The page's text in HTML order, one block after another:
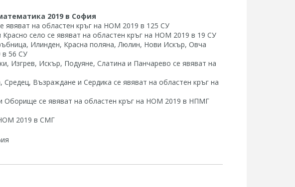
2019 в София
явяват на областен кръг на НОМ 2019 в 125 СУ
село се явяват на областен кръг на НОМ 2019 в 19 СУ
Илинден, Красна поляна, Люлин, Нови Искър, Овча
в 56 СУ
Изгрев, Искър, Подуяне, Слатина и Панчарево се явяват на
Възраждане и Сердика се явяват на областен кръг на
Оборище се явяват на областен кръг на НОМ 2019 в НПМГ
НОМ 2019 в СМГ